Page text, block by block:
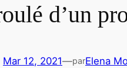
d’un
Mar 12, 2021—parElena